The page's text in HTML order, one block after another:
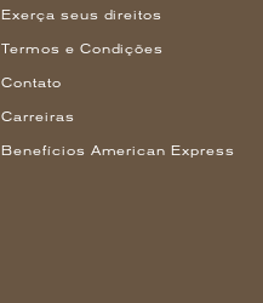
Exerça seus direitos
Termos e Condições
Contato
Carreiras
Benefícios American Express